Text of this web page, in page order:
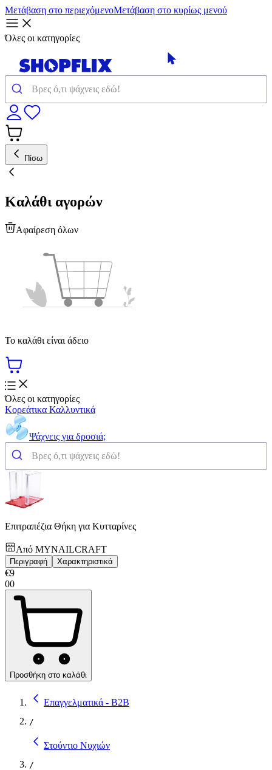
Μετάβαση στο περιεχόμενοΜετάβαση στο κυρίως μενού
Όλες οι κατηγορίες
Πίσω
Καλάθι αγορών
Αφαίρεση όλων
Το καλάθι είναι άδειο
Όλες οι κατηγορίες
Κορεάτικα Καλλυντικά
Ψάχνεις για δροσιά;
Επιτραπέζια Θήκη για Κυτταρίνες
Από MYNAILCRAFT
Περιγραφή Χαρακτηριστικά
€9
00
Προσθήκη στο καλάθι
Επαγγελματικά - B2B
/
Στούντιο Νυχιών
/